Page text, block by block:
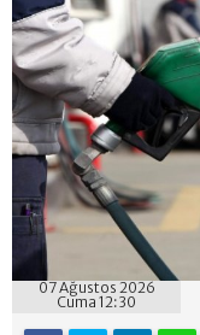
07 Ağustos 2026
Cuma 12:30